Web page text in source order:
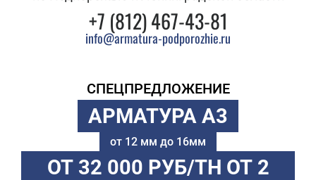
+7 (812) 467-43-81
info@armatura-podporozhie.ru
СПЕЦПРЕДЛОЖЕНИЕ
АРМАТУРА А3
от 12 мм до 16мм
ОТ 32 000 РУБ/ТН ОТ 2